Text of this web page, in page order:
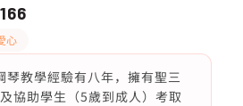
心
琴教學經驗有八年，擁有聖三
協助學生（5歲到成人）考取